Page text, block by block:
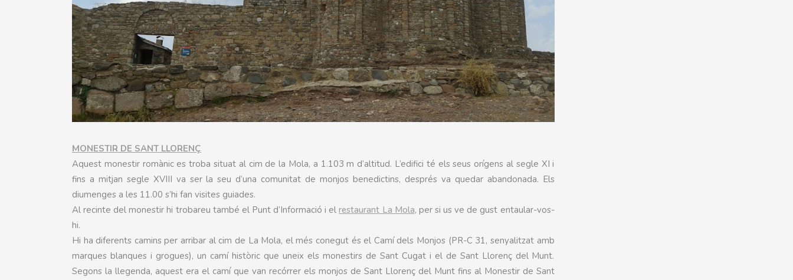
MONESTIR DE SANT LLORENÇ
Aquest monestir romànic es troba situat al cim de la Mola, a 1.103 m d’altitud. L’edifici té els seus orígens al segle XI i
fins a mitjan segle XVIII va ser la seu d’una comunitat de monjos benedictins, després va quedar abandonada. Els
diumenges a les 11.00 s’hi fan visites guiades.
Al recinte del monestir hi trobareu també el Punt d’Informació i elrestaurant La Mola, per si us ve de gust entaular-vos-
hi.
Hi ha diferents camins per arribar al cim de La Mola, el més conegut és el Camí dels Monjos (PR-C 31, senyalitzat amb
marques blanques i grogues), un camí històric que uneix els monestirs de Sant Cugat i el de Sant Llorenç del Munt.
Segons la llegenda, aquest era el camí que van recórrer els monjos de Sant Llorenç del Munt fins al Monestir de Sant